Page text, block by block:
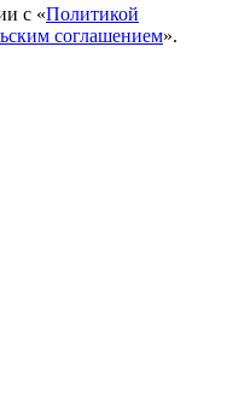
с «Политикой
соглашением».